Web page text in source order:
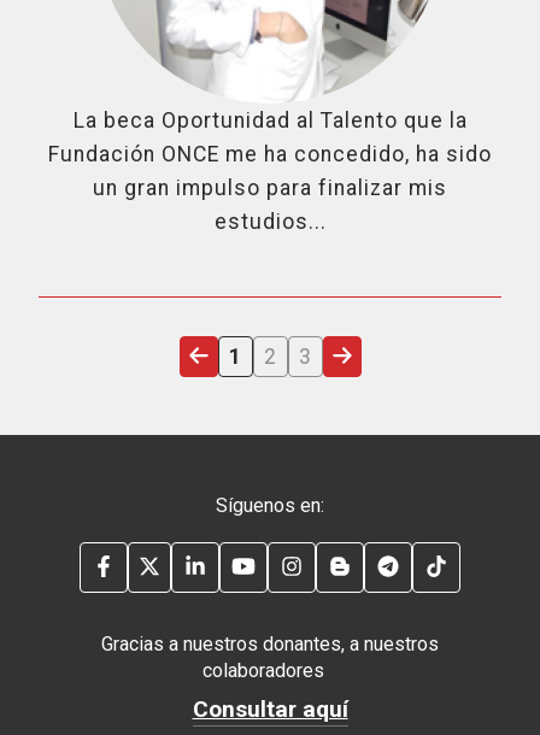
La beca Oportunidad al Talento que la
Fundación ONCE me ha concedido, ha sido
un gran impulso para finalizar mis
estudios...
ÚLTIMA PÁGINA
PÁGINA ACTUAL
1 PÁGINA
2 PÁGINA
3 SIGUIENTE PÁGINA
Síguenos en:
FACEBOOK
TWITTERLINKEDIN
YOUTUBEINSTAGRAM
BLOG TELEGRAM
Gracias a nuestros donantes, a nuestros
colaboradores
Consultar aquí